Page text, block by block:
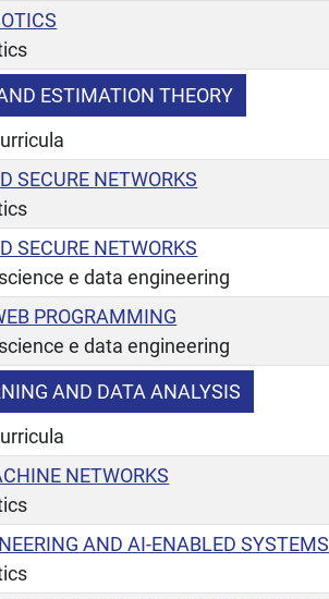
ESTIMATION THEORY
SECURE NETWORKS
SECURE NETWORKS
e data engineering
PROGRAMMING
e data engineering
AND DATA ANALYSIS
NETWORKS
AND AI-ENABLED SYSTEMS